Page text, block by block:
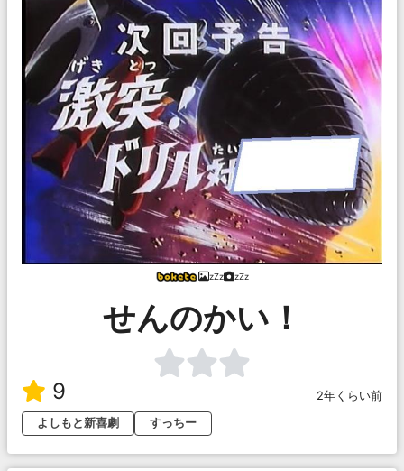
zZz zZz
せんのかい！
9
2年くらい前
よしもと新喜劇
すっちー